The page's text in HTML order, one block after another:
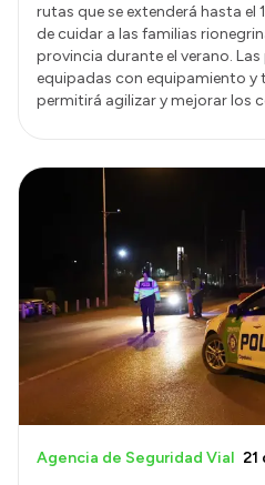
rutas que se extenderá hasta el
de cuidar a las familias
provincia durante el verano.
equipadas con equipamiento y
permitirá agilizar y mejorar los
Agencia de Seguridad Vial 21